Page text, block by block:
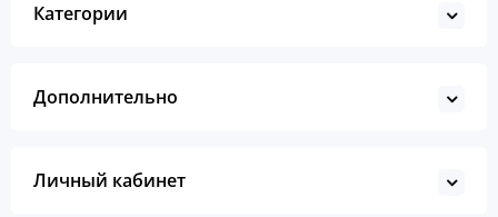
Категории
Дополнительно
Личный кабинет